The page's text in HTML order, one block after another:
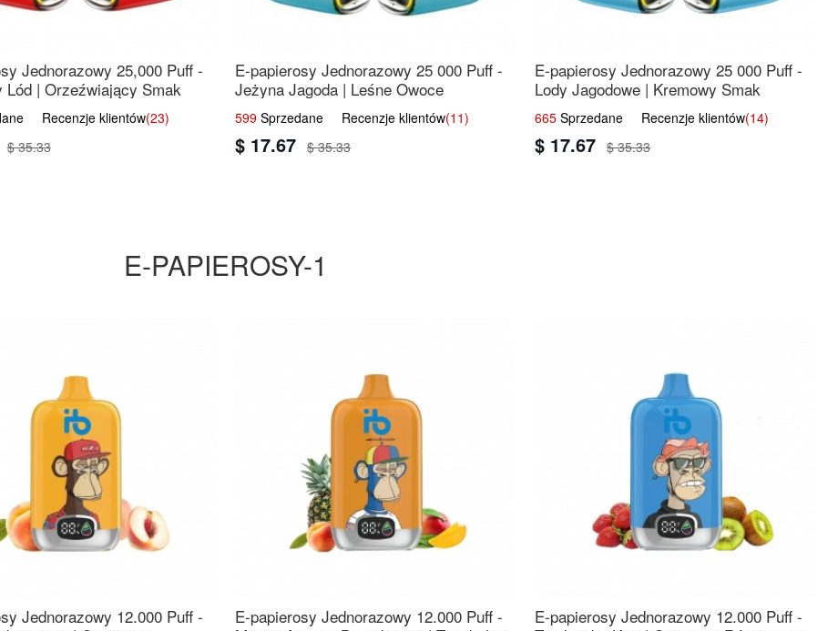
Jednorazowy 25,000 Puff -
Lód | Orzeźwiający Smak
Recenzje klientów(23)
$ 35.33
E-papierosy Jednorazowy 25 000 Puff -
Jeżyna Jagoda | Leśne Owoce
599Sprzedane Recenzje klientów(11)
$ 17.67 $ 35.33
E-papierosy Jednorazowy 25 000 Puff -
Lody Jagodowe | Kremowy Smak
665 Sprzedane Recenzje klientów(14)
$ 17.67 $ 35.33
E-PAPIEROSY-1
Jednorazowy 12.000 Puff -
E-papierosy Jednorazowy 12.000 Puff -
E-papierosy Jednorazowy 12.000 Puff -